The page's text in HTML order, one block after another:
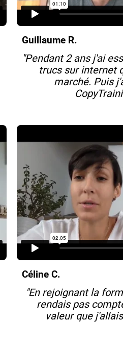
Guillaume R.
"Pendant 2 ans j'ai
trucs sur internet
marché. Puis
Céline C.
"En rejoignant la
rendais pas
valeur que